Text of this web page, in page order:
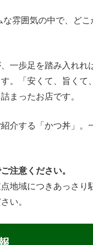
な雰囲気の中で、ど
一歩足を踏み入れ
。「安くて、旨くて
まったお店です。
介する「かつ丼」
注意ください。
地域につきあっさり
い。